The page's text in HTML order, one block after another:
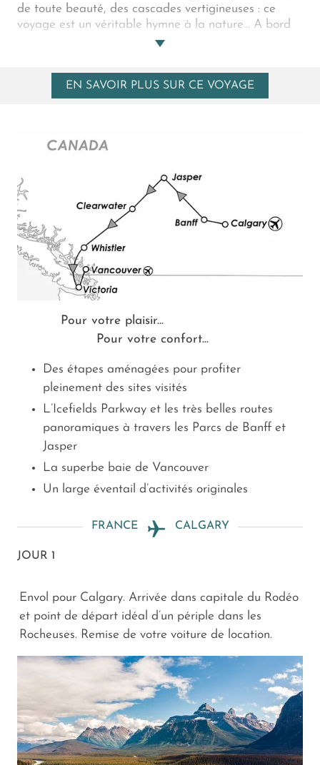
de toute beauté, des cascades vertigineuses : ce
voyage est un véritable hymne à la nature… A bord
de votre véhicule, par de très belles routes
chacun ici pourra s’émerveiller de la magnificence de
cette nature heureusement protégée, à laquelle
EN SAVOIR PLUS SUR CE VOYAGE
Pour votre plaisir...
Pour votre confort...
Des étapes aménagées pour profiter
pleinement des sites visités
L’Icefields Parkway et les très belles routes
panoramiques à travers les Parcs de Banff et
Jasper
La superbe baie de Vancouver
Un large éventail d’activités originales
FRANCE CALGARY
JOUR 1
Envol pour Calgary. Arrivée dans capitale du Rodéo
et point de départ idéal d’un périple dans les
Rocheuses. Remise de votre voiture de location.